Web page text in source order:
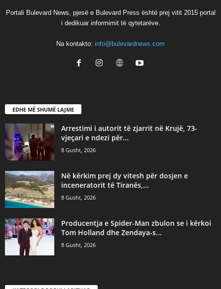
Portali Bulevard News, pjesë e Bulevard Press është prej vitit 2015 portal
i dedikuar informimit të qytetarëve.
Na kontakto: info@bulevardnews.com
EDHE MË SHUMË LAJME
Arrestimi i autorit të zjarrit në Krujë, 73-
vjeçari e ndezi për...
8 Gusht, 2026
Në kërkim prej dy vitesh për dosjen e
inceneratorit të Tiranës,...
8 Gusht, 2026
Producentja e Spider-Man zbulon se i kërkoi
Tom Holland dhe Zendaya-s...
8 Gusht, 2026